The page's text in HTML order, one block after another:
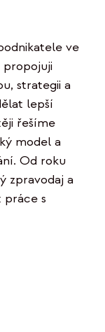
ve
propojuji
strategii a
lepší
řešíme
model a
Od roku
zpravodaj a
práce s